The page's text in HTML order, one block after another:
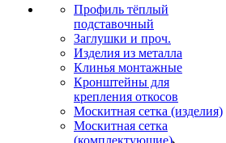
Профиль тёплый
подставочный
Заглушки и проч.
Изделия из металла
Клинья монтажные
Кронштейны для
крепления откосов
Москитная сетка (изделия)
Москитная сетка
(комплектующие)